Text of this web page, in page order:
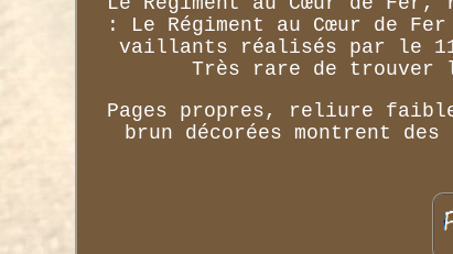
: Le Régiment au Cœur de
vaillants réalisés par le
Très rare de trouver
Pages propres, reliure
brun décorées montrent